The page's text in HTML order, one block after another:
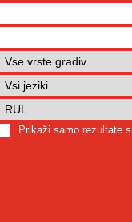
Prikaži samo rezultate